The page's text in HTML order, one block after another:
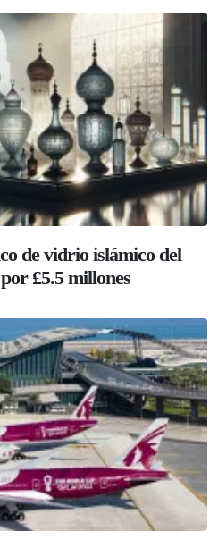
de vidrio islámico del
£5.5 millones